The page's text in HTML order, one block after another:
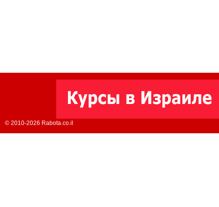
© 2010-2026 Rabota.co.il